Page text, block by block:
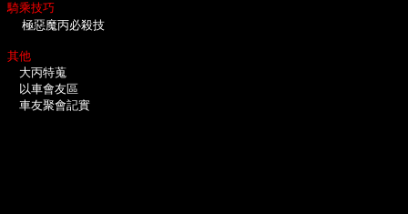
騎乘技巧
極惡魔丙必殺技
其他
大丙特蒐
以車會友區
車友聚會記實